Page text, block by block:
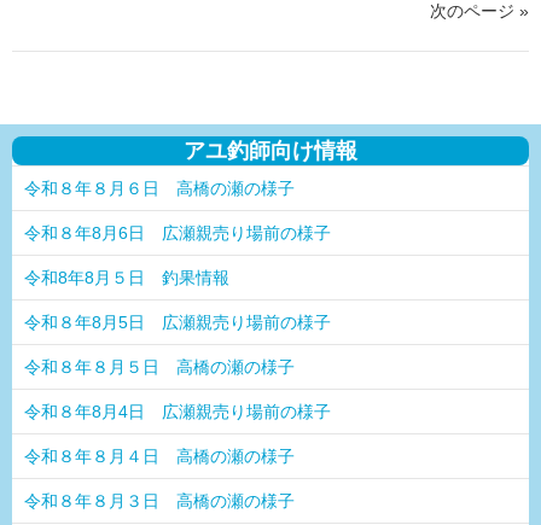
次のページ »
アユ釣師向け情報
令和８年８月６日 高橋の瀬の様子
令和８年8月6日 広瀬親売り場前の様子
令和8年8月５日 釣果情報
令和８年8月5日 広瀬親売り場前の様子
令和８年８月５日 高橋の瀬の様子
令和８年8月4日 広瀬親売り場前の様子
令和８年８月４日 高橋の瀬の様子
令和８年８月３日 高橋の瀬の様子